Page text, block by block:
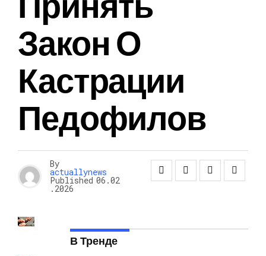
Закон О
Кастрации
Педофилов
By
actuallynews
Published 06.02
.2026
В Тренде